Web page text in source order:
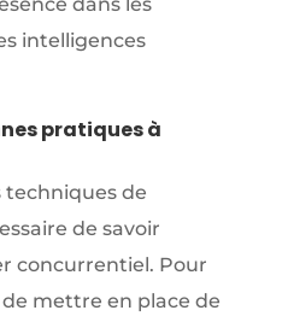
intelligences
pratiques à
techniques de
de savoir
concurrentiel. Pour
mettre en place de